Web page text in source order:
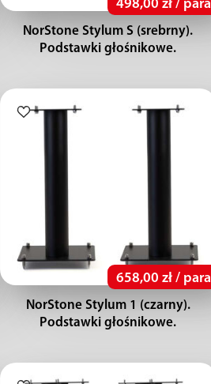
498,00 zł / para
NorStone Stylum S (srebrny).
Podstawki głośnikowe.
658,00 zł / para
NorStone Stylum 1 (czarny).
Podstawki głośnikowe.